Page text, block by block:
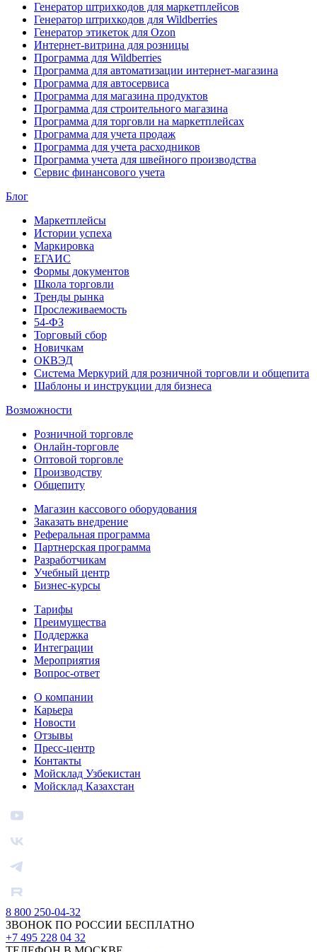
Генератор штрихкодов для маркетплейсов
Генератор штрихкодов для Wildberries
Генератор этикеток для Ozon
Интернет-витрина для розницы
Программа для Wildberries
Программа для автоматизации интернет-магазина
Программа для автосервиса
Программа для магазина продуктов
Программа для строительного магазина
Программа для торговли на маркетплейсах
Программа для учета продаж
Программа для учета расходников
Программа учета для швейного производства
Сервис финансового учета
Блог
Маркетплейсы
Истории успеха
Маркировка
ЕГАИС
Формы документов
Школа торговли
Тренды рынка
Прослеживаемость
54-ФЗ
Торговый сбор
Новичкам
ОКВЭД
Система Меркурий для розничной торговли и общепита
Шаблоны и инструкции для бизнеса
Возможности
Розничной торговле
Онлайн-торговле
Оптовой торговле
Производству
Общепиту
Магазин кассового оборудования
Заказать внедрение
Реферальная программа
Партнерская программа
Разработчикам
Учебный центр
Бизнес‑курсы
Тарифы
Преимущества
Поддержка
Интеграции
Мероприятия
Вопрос-ответ
О компании
Карьера
Новости
Отзывы
Пресс-центр
Контакты
Мойсклад Узбекистан
Мойсклад Казахстан
8 800 250-04-32
ЗВОНОК ПО РОССИИ БЕСПЛАТНО
+7 495 228 04 32